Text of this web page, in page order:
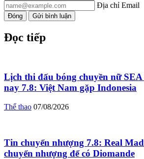
Địa chỉ Email
Đóng Gửi bình luận
Đọc tiếp
Lịch thi đấu bóng chuyền nữ
nay 7.8: Việt Nam gặp Indonesia
Thể thao 07/08/2026
Tin chuyển nhượng 7.8: Real
chuyển nhượng để có Diomande